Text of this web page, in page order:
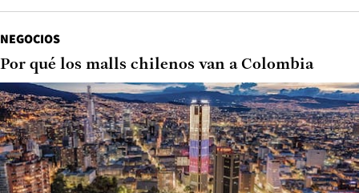
NEGOCIOS
Por qué los malls chilenos van a Colombia